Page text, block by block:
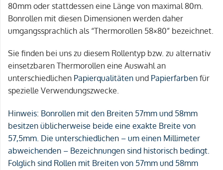
80mm oder stattdessen eine Länge von maximal 80m.
Bonrollen mit diesen Dimensionen werden daher
umgangssprachlich als “Thermorollen 58×80” bezeichnet.
Sie finden bei uns zu diesem Rollentyp bzw. zu alternativ
einsetzbaren Thermorollen eine Auswahl an
unterschiedlichen Papierqualitäten und Papierfarben für
spezielle Verwendungszwecke.
Hinweis: Bonrollen mit den Breiten 57mm und 58mm
besitzen üblicherweise beide eine exakte Breite von
57,5mm. Die unterschiedlichen – um einen Millimeter
abweichenden – Bezeichnungen sind historisch bedingt.
Folglich sind Rollen mit Breiten von 57mm und 58mm